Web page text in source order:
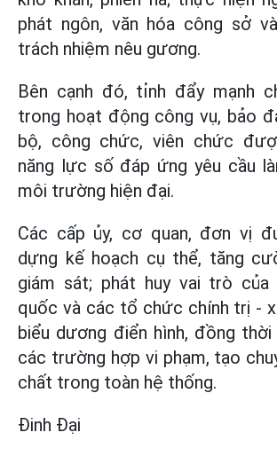
phát ngôn, văn hóa công sở
trách nhiệm nêu gương.
Bên cạnh đó, tỉnh đẩy mạnh
trong hoạt động công vụ, bảo
bộ, công chức, viên chức
năng lực số đáp ứng yêu cầu
môi trường hiện đại.
Các cấp ủy, cơ quan, đơn vị
dựng kế hoạch cụ thể, tăng
giám sát; phát huy vai trò
quốc và các tổ chức chính trị -
biểu dương điển hình, đồng
các trường hợp vi phạm, tạo
chất trong toàn hệ thống.
Đinh Đại